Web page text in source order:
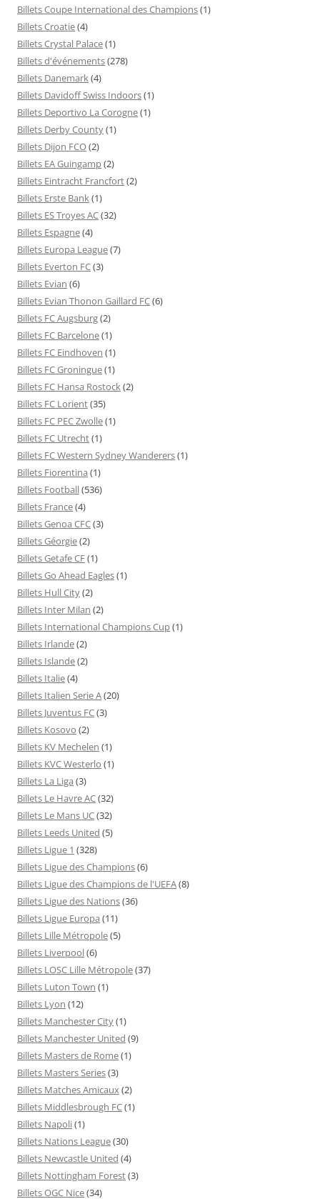
Billets Coupe International des Champions(1)
Billets Croatie(4)
Billets Crystal Palace(1)
Billets d'événements(278)
Billets Danemark(4)
Billets Davidoff Swiss Indoors(1)
Billets Deportivo La Corogne(1)
Billets Derby County(1)
Billets Dijon FCO(2)
Billets EA Guingamp(2)
Billets Eintracht Francfort(2)
Billets Erste Bank(1)
Billets ES Troyes AC(32)
Billets Espagne(4)
Billets Europa League(7)
Billets Everton FC(3)
Billets Evian (6)
Billets Evian Thonon Gaillard FC(6)
Billets FC Augsburg(2)
Billets FC Barcelone(1)
Billets FC Eindhoven (1)
Billets FC Groningue(1)
Billets FC Hansa Rostock(2)
Billets FC Lorient(35)
Billets FC PEC Zwolle(1)
Billets FC Utrecht(1)
Billets FC Western Sydney Wanderers(1)
Billets Fiorentina (1)
Billets Football(536)
Billets France(4)
Billets Genoa CFC(3)
Billets Géorgie(2)
Billets Getafe CF(1)
Billets Go Ahead Eagles(1)
Billets Hull City(2)
Billets Inter Milan (2)
Billets International Champions Cup(1)
Billets Irlande(2)
Billets Islande(2)
Billets Italie(4)
Billets Italien Serie A(20)
Billets Juventus FC(3)
Billets Kosovo (2)
Billets KV Mechelen (1)
Billets KVC Westerlo (1)
Billets La Liga (3)
Billets Le Havre AC(32)
Billets Le Mans UC(32)
Billets Leeds United (5)
Billets Ligue 1 (328)
Billets Ligue des Champions(6)
Billets Ligue des Champions de l'UEFA(8)
Billets Ligue des Nations(36)
Billets Ligue Europa (11)
Billets Lille Métropole(5)
Billets Liverpool(6)
Billets LOSC Lille Métropole(37)
Billets Luton Town (1)
Billets Lyon (12)
Billets Manchester City(1)
Billets Manchester United (9)
Billets Masters de Rome(1)
Billets Masters Series(3)
Billets Matches Amicaux(2)
Billets Middlesbrough FC(1)
Billets Napoli(1)
Billets Nations League(30)
Billets Newcastle United (4)
Billets Nottingham Forest(3)
Billets OGC Nice(34)